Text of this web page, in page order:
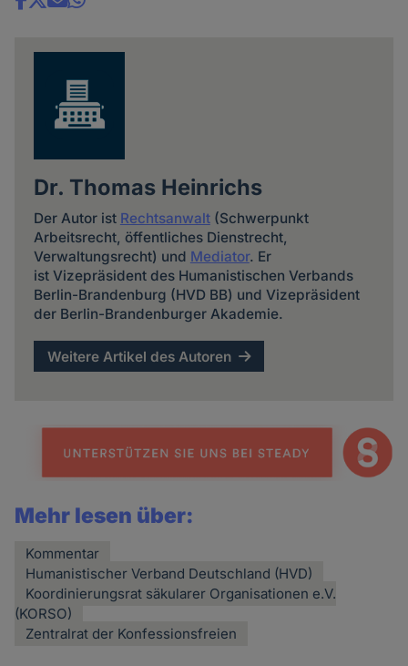
Share
Dr. Thomas Heinrichs
Der Autor ist Rechtsanwalt(Schwerpunkt
Arbeitsrecht, öffentliches Dienstrecht,
Verwaltungsrecht) und Mediator. Er
ist Vizepräsident des Humanistischen Verbands
Berlin-Brandenburg (HVD BB) und Vizepräsident
der Berlin-Brandenburger Akademie.
Weitere Artikel des Autoren
Mehr lesen über:
Kommentar
Humanistischer Verband Deutschland (HVD)
Koordinierungsrat säkularer Organisationen e.V.
(KORSO)
Zentralrat der Konfessionsfreien